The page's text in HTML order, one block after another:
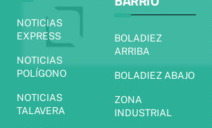
NOTICIAS
EXPRESS
NOTICIAS
POLÍGONO
NOTICIAS
TALAVERA
BOLADIEZ
ARRIBA
BOLADIEZ ABAJO
ZONA
INDUSTRIAL